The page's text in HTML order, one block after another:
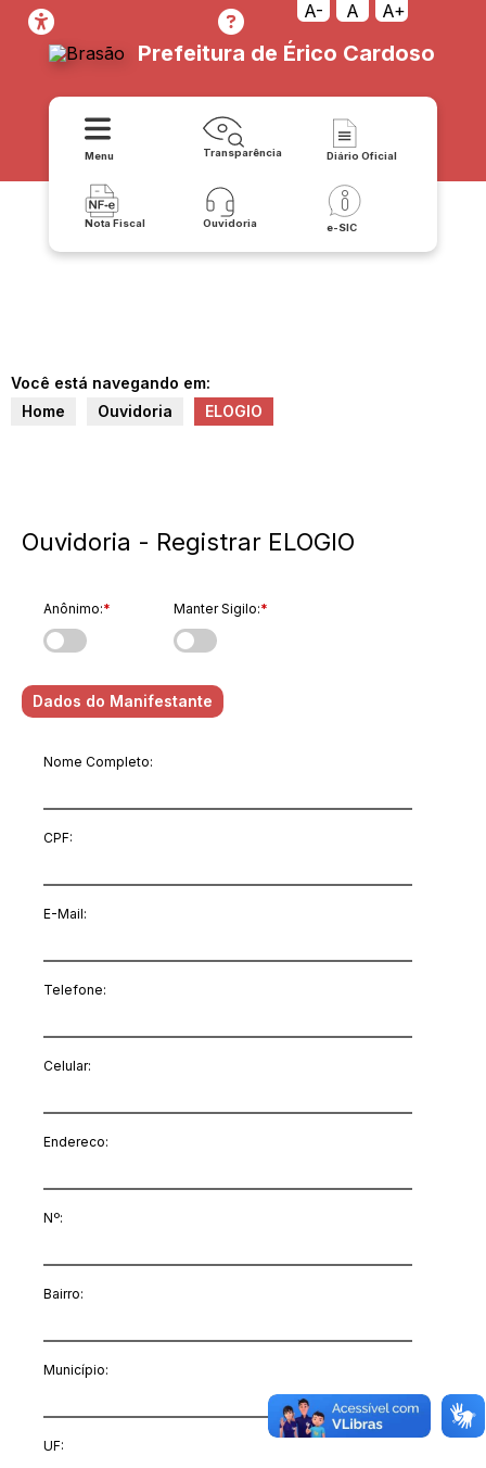
A- A A+
Prefeitura de Érico Cardoso
Menu Transparência Diário Oficial
Nota Fiscal Ouvidoria e-SIC
Você está navegando em:
Home
Ouvidoria ELOGIO
Ouvidoria - Registrar ELOGIO
Anônimo:* Manter Sigilo:*
Dados do Manifestante
Nome Completo:
CPF:
E-Mail:
Telefone:
Celular:
Endereco:
Nº:
Bairro:
Município:
UF: